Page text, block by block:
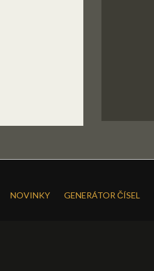
NOVINKY GENERÁTOR ČÍSEL